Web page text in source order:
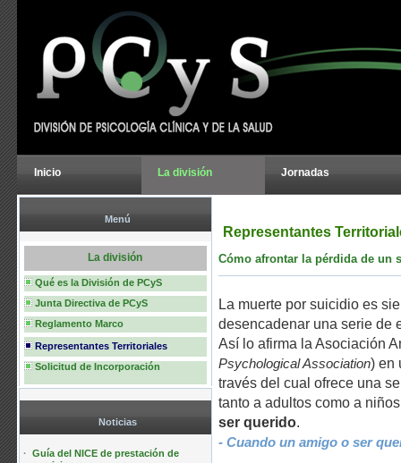
Inicio La división Jornadas
Menú
La división
Qué es la División de PCyS
Junta Directiva de PCyS
Reglamento Marco
Representantes Territoriales
Solicitud de Incorporación
Noticias
· Guía del NICE de prestación de
Representantes
Cómo afrontar la pérdida de un
La muerte por suicidio es
desencadenar una serie de
Así lo afirma la Asociación
Psychological Association) en
través del cual ofrece una
tanto a adultos como a
ser querido.
- Cuando un amigo o ser